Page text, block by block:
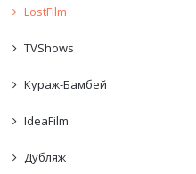
LostFilm
TVShows
Кураж-Бамбей
IdeaFilm
Дубляж